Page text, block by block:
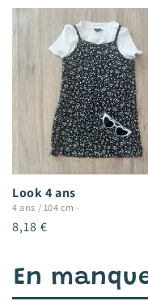
Look 4 ans
4 ans / 104 cm -
Prix
8,18 €
En